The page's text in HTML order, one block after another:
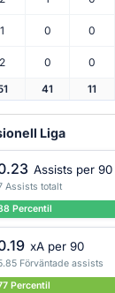
1 0 0
2 0 0
41 11
Liga
Assists per 90
Assists totalt
Percentil
xA per 90
Förväntade assists
Percentil